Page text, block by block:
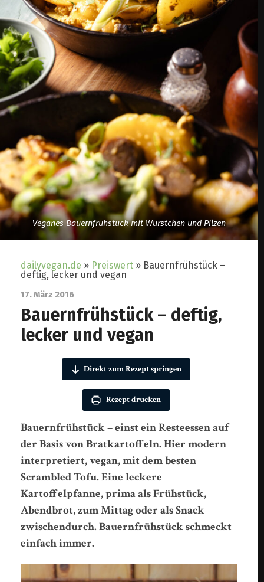
Veganes Bauernfrühstück mit Würstchen und Pilzen
dailyvegan.de » Preiswert » Bauernfrühstück –
deftig, lecker und vegan
17. März 2016
Bauernfrühstück – deftig,
lecker und vegan
Direkt zum Rezept springen
Rezept drucken
Bauernfrühstück – einst ein Resteessen auf
der Basis von Bratkartoffeln. Hier modern
interpretiert, vegan, mit dem besten
Scrambled Tofu. Eine leckere
Kartoffelpfanne, prima als Frühstück,
Abendbrot, zum Mittag oder als Snack
zwischendurch. Bauernfrühstück schmeckt
einfach immer.